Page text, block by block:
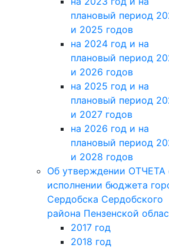
плановый период
и 2025 годов
на 2024 год и на
плановый период
и 2026 годов
на 2025 год и на
плановый период
и 2027 годов
на 2026 год и на
плановый период
и 2028 годов
Об утверждении ОТЧЕТА
исполнении бюджета
Сердобска Сердобского
района Пензенской
2017 год
2018 год